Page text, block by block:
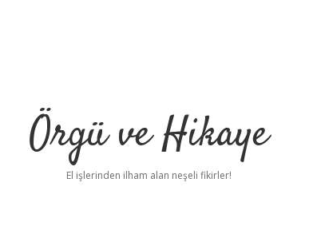
Örgü ve Hikaye
El işlerinden ilham alan neşeli fikirler!